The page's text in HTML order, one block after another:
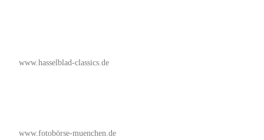
www.hasselblad-classics.de
www.fotobörse-muenchen.de